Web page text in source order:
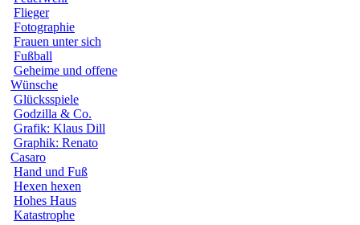
Flieger
Fotographie
Frauen unter sich
Fußball
Geheime und offene
Wünsche
Glücksspiele
Godzilla & Co.
Grafik: Klaus Dill
Graphik: Renato
Casaro
Hand und Fuß
Hexen hexen
Hohes Haus
Katastrophe